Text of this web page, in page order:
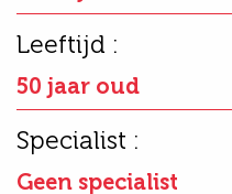
Leeftijd :
50 jaar oud
Specialist :
Geen specialist